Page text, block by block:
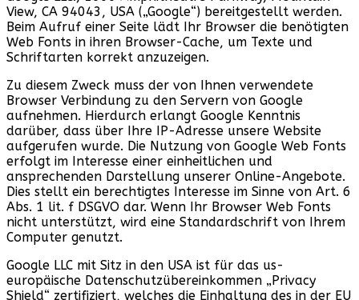
View, CA 94043, USA („Google“) bereitgestellt werden.
Beim Aufruf einer Seite lädt Ihr Browser die benötigten
Web Fonts in ihren Browser-Cache, um Texte und
Schriftarten korrekt anzuzeigen.
Zu diesem Zweck muss der von Ihnen verwendete
Browser Verbindung zu den Servern von Google
aufnehmen. Hierdurch erlangt Google Kenntnis
darüber, dass über Ihre IP-Adresse unsere Website
aufgerufen wurde. Die Nutzung von Google Web Fonts
erfolgt im Interesse einer einheitlichen und
ansprechenden Darstellung unserer Online-Angebote.
Dies stellt ein berechtigtes Interesse im Sinne von Art. 6
Abs. 1 lit. f DSGVO dar. Wenn Ihr Browser Web Fonts
nicht unterstützt, wird eine Standardschrift von Ihrem
Computer genutzt.
Google LLC mit Sitz in den USA ist für das us-
europäische Datenschutzübereinkommen „Privacy
Shield“ zertifiziert, welches die Einhaltung des in der EU